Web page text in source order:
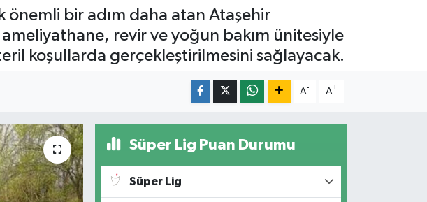
önemli bir adım daha atan Ataşehir
ameliyathane, revir ve yoğun bakım ünitesiyle
koşullarda gerçekleştirilmesini sağlayacak.
A- A+
Süper Lig Puan Durumu
Süper Lig